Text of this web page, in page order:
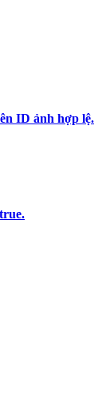
ID ảnh hợp lệ.